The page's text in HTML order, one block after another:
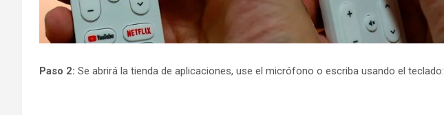
Paso 2: Se abrirá la tienda de aplicaciones, use el micrófono o escriba usando el teclado: